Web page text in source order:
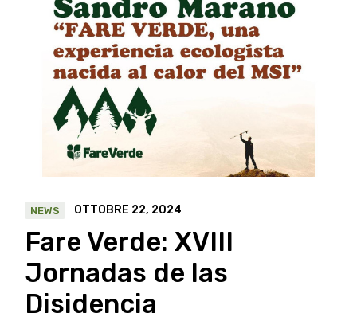
NEWS OTTOBRE 22, 2024
Fare Verde: XVIII
Jornadas de las
Disidencia